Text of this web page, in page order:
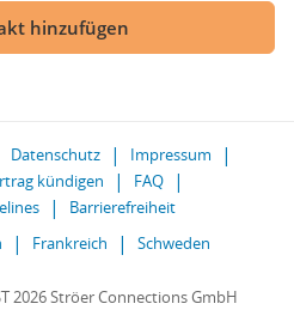
hinzufügen
Datenschutz
Impressum
kündigen
FAQ
Barrierefreiheit
Frankreich Schweden
2026 Ströer Connections GmbH